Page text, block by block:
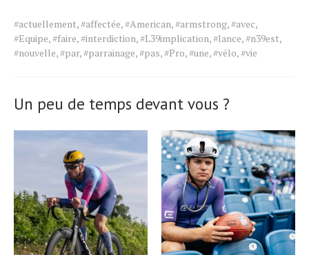
Tags
for
the
#actuellement,#affectée,#American,#armstrong,#avec,
#Equipe,#faire,#interdiction,#L39implication,#lance,#n39est,
#nouvelle,#par,#parrainage,#pas,#Pro,#une,#vélo,#vie
Un peu de temps devant vous ?